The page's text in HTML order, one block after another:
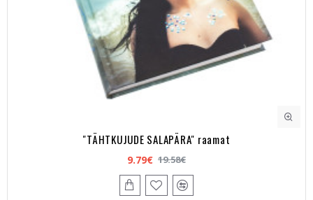
"TÄHTKUJUDE SALAPÄRA" raamat
9.79€ 19.58€